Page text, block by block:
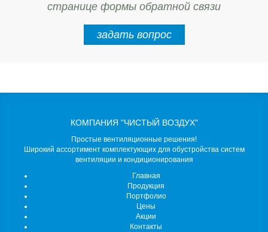
странице формы обратной связи
задать вопрос
КОМПАНИЯ "ЧИСТЫЙ ВОЗДУХ"
Простые вентиляционные решения!
Широкий ассортимент комплектующих для обустройства систем
вентиляции и кондиционирования
Главная
Продукция
Портфолио
Цены
Акции
Контакты